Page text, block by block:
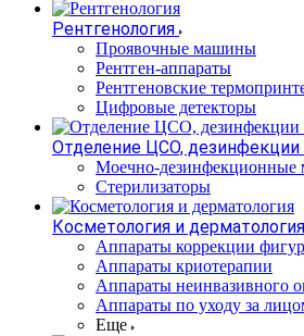
Рентгенология
Проявочные машины
Рентген-аппараты
Рентгеновские
Цифровые детекторы
Отделение ЦСО, дезинфекции
Моечно-
Стерилизаторы
Косметология и дерматология
Аппараты коррекции
Аппараты криотерапии
Аппараты неинвазивного
Аппараты по уходу за
Еще